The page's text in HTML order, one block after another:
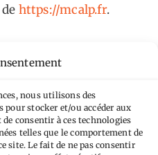
nous utilisons des
pour stocker et/ou accéder aux
consentir à ces technologies
telles que le comportement de
site. Le fait de ne pas consentir
https://mcalp.fr.
Allemagne Andorre